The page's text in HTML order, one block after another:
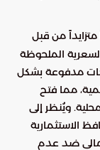
متزايداً من قبل
الملحوظة
مدفوعة بشكل
مما فتح
ويُنظر إلى
الاستثمارية
ضد عدم